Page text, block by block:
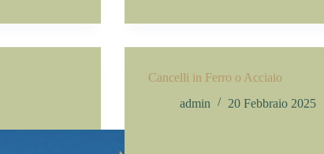
Cancelli in Ferro o Acciaio
admin
20 Febbraio 2025